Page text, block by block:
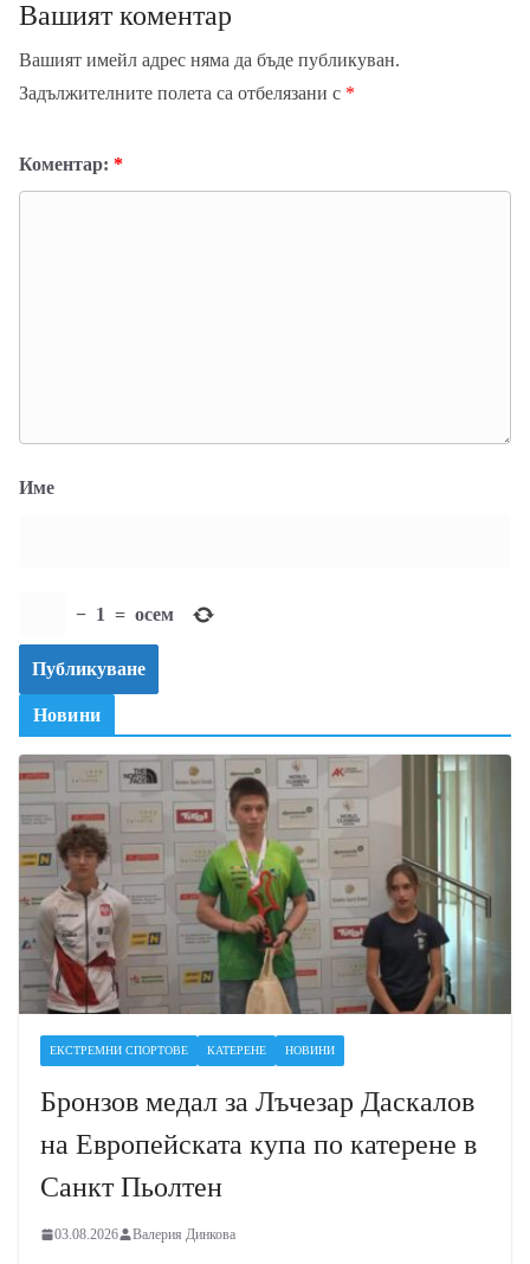
Вашият коментар
Вашият имейл адрес няма да бъде публикуван.
Задължителните полета са отбелязани с *
Коментар: *
Име
− 1 = осем
Новини
ЕКСТРЕМНИ СПОРТОВЕ КАТЕРЕНЕ НОВИНИ
Бронзов медал за Лъчезар Даскалов
на Европейската купа по катерене в
Санкт Пьолтен
03.08.2026 Валерия Динкова